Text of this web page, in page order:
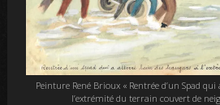
Peinture René Brioux « Rentrée d’un Spad
l’extrémité du terrain couvert de